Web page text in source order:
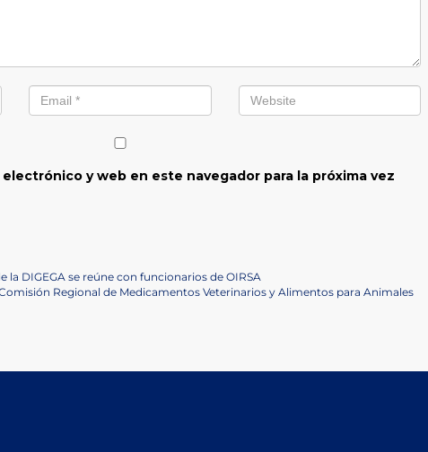
y web en este navegador para la próxima vez
DIGEGA se reúne con funcionarios de OIRSA
Regional de Medicamentos Veterinarios y Alimentos para Animales